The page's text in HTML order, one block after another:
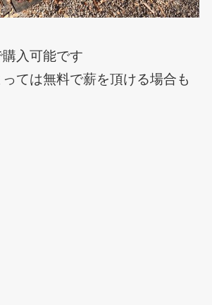
入可能です
ては無料で薪を頂ける場合も